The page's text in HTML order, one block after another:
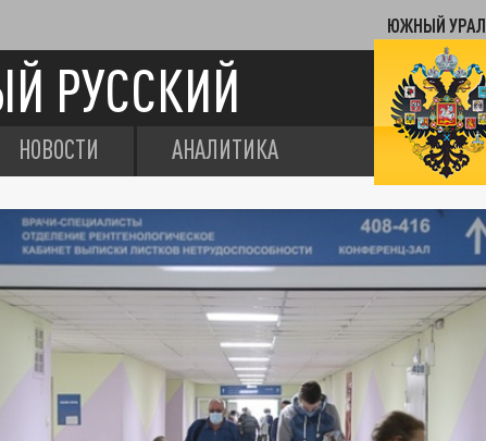
ЮЖНЫЙ УРАЛ
РУССКИЙ
НОВОСТИ АНАЛИТИКА